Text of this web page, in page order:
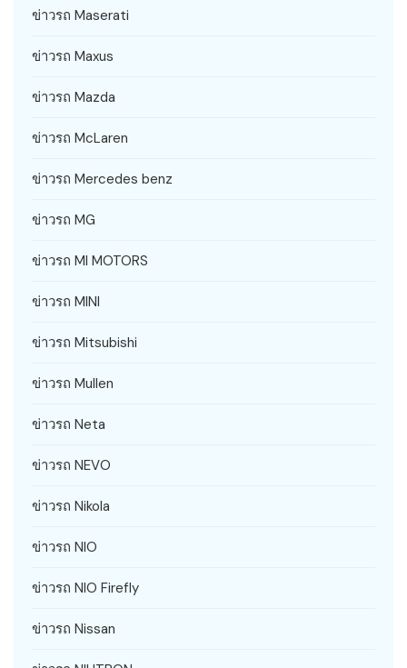
ข่าวรถ Maserati
ข่าวรถ Maxus
ข่าวรถ Mazda
ข่าวรถ McLaren
ข่าวรถ Mercedes benz
ข่าวรถ MG
ข่าวรถ MI MOTORS
ข่าวรถ MINI
ข่าวรถ Mitsubishi
ข่าวรถ Mullen
ข่าวรถ Neta
ข่าวรถ NEVO
ข่าวรถ Nikola
ข่าวรถ NIO
ข่าวรถ NIO Firefly
ข่าวรถ Nissan